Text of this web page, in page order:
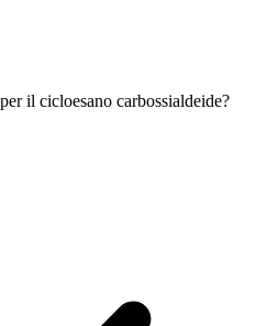
il cicloesano carbossialdeide?